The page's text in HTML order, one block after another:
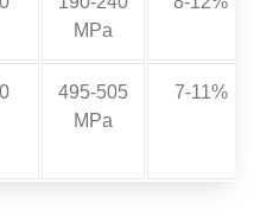
MPa
495-505
MPa
7-11%